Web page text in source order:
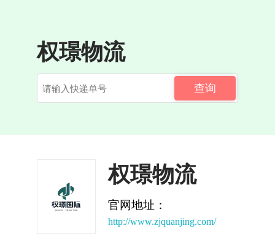
权璟物流
查询
权璟物流
官网地址：
http://www.zjquanjing.com/